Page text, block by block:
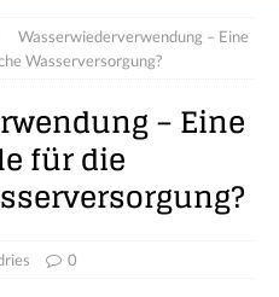
Wasserwiederverwendung – Eine
Wasserversorgung?
– Eine
für die
0